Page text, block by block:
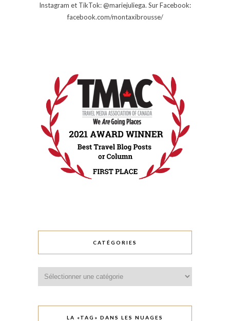
Instagram et TikTok: @mariejuliega. Sur Facebook:
facebook.com/montaxibrousse/
CATÉGORIES
LA «TAG» DANS LES NUAGES